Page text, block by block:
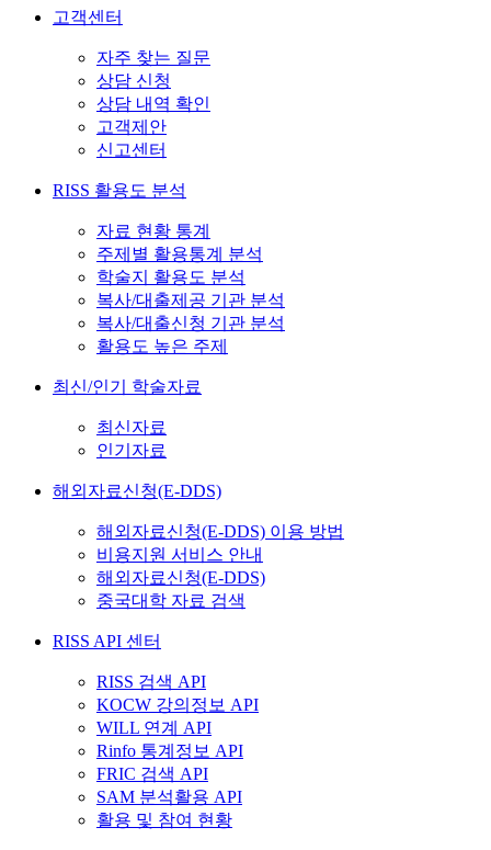
고객센터
자주 찾는 질문
상담 신청
상담 내역 확인
고객제안
신고센터
RISS 활용도 분석
자료 현황 통계
주제별 활용통계 분석
학술지 활용도 분석
복사/대출제공 기관 분석
복사/대출신청 기관 분석
활용도 높은 주제
최신/인기 학술자료
최신자료
인기자료
해외자료신청(E-DDS)
해외자료신청(E-DDS) 이용 방법
비용지원 서비스 안내
해외자료신청(E-DDS)
중국대학 자료 검색
RISS API 센터
RISS 검색 API
KOCW 강의정보 API
WILL 연계 API
Rinfo 통계정보 API
FRIC 검색 API
SAM 분석활용 API
활용 및 참여 현황